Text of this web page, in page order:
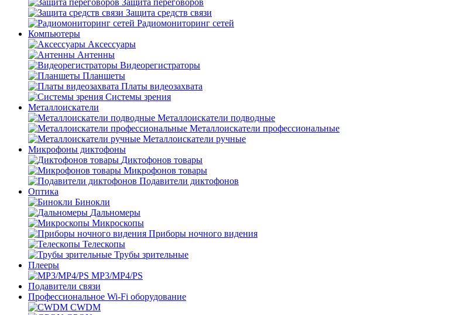
Защита переговоров
Защита средств связи
Радиомониторинг сетей
Компьютеры
Аксессуары
Антенны
Видеорегистраторы
Планшеты
Платы видеозахвата
Системы зрения
Металлоискатели
Металлоискатели подводные
Металлоискатели профессиональные
Металлоискатели ручные
Микрофоны диктофоны
Диктофонов товары
Микрофонов товары
Подавители диктофонов
Оптика
Бинокли
Дальномеры
Микроскопы
Приборы ночного видения
Телескопы
Трубы зрительные
Плееры
MP3/MP4/PS
Подавители связи
Профессиональное Wi-Fi оборудование
CWDM